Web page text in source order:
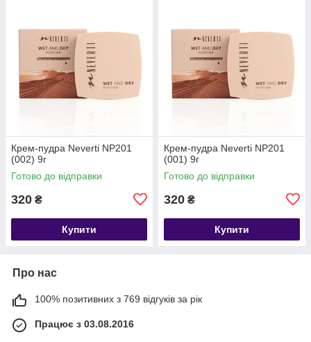
Крем-пудра Neverti NP201
(002) 9г
Готово до відправки
320 ₴
Купити
Крем-пудра Neverti NP201
(001) 9г
Готово до відправки
320 ₴
Купити
Про нас
100% позитивних з 769 відгуків за рік
Працює з 03.08.2016